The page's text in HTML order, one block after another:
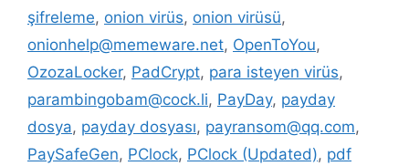
şifreleme, onion virüs, onion virüsü,
onionhelp@memeware.net, OpenToYou,
OzozaLocker, PadCrypt, para isteyen virüs,
parambingobam@cock.li, PayDay, payday
dosya, payday dosyası, payransom@qq.com,
PaySafeGen, PClock, PClock (Updated), pdf